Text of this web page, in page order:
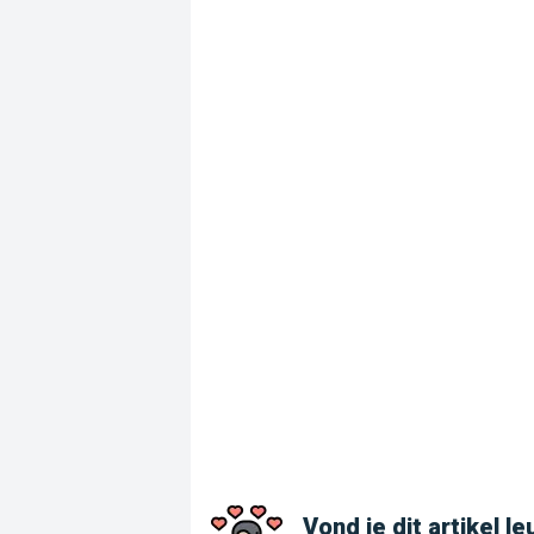
Vond je dit artikel